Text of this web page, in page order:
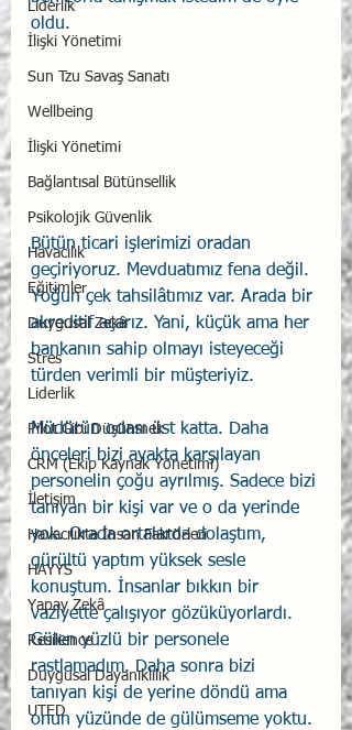
Liderlik
İlişki Yönetimi
Sun Tzu Savaş Sanatı
Wellbeing
İlişki Yönetimi
Bağlantısal Bütünsellik
Psikolojik Güvenlik
Havacılık
Eğitimler
Duygusal Zekâ
Stres
Liderlik
Pilot Gibi Düşünmek
CRM (Ekip Kaynak Yönetimi)
İletişim
Havacılıkta İnsan Faktörleri
HAYYS
Yapay Zekâ
Resilience
Duygusal Dayanıklılık
UTED
oldu.
Bütün ticari işlerimizi oradan
geçiriyoruz. Mevduatımız fena değil.
Yoğun çek tahsilâtımız var. Arada bir
akreditif açarız. Yani, küçük ama her
bankanın sahip olmayı isteyeceği
türden verimli bir müşteriyiz.
Müdürün odası üst katta. Daha
önceleri bizi ayakta karşılayan
personelin çoğu ayrılmış. Sadece bizi
tanıyan bir kişi var ve o da yerinde
yok. Orada ortalarda dolaştım,
gürültü yaptım yüksek sesle
konuştum. İnsanlar bıkkın bir
vaziyette çalışıyor gözüküyorlardı.
Gülen yüzlü bir personele
rastlamadım. Daha sonra bizi
tanıyan kişi de yerine döndü ama
onun yüzünde de gülümseme yoktu.